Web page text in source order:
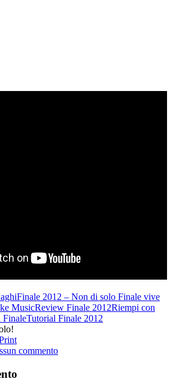
Finale 2012 – Non di solo Finale vive
MusicReview Finale 2012Riempi con
FinaleTutorial Finale 2012
commento